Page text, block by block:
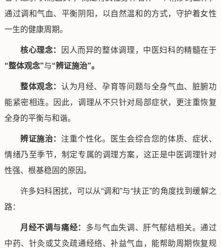
通过调和气血、平衡阴阳，以自然温和的方式，守护着女性
一生的健康周期。
核心理念：
因人而异的整体调理，中医妇科的精髓在于
“整体观念”与“辨证施治”。
整体观念：认为月经、孕育等问题与全身气血、脏腑功
能紧密相连。因此，调理从不只针对局部症状，更注重恢复
全身的平衡与和谐。
辨证施治： 注重个性化。医生会综合您的体质、症状、
情绪乃至季节，制定专属的调理方案，这正是中医调理针对
性强、根基稳固的原因。
许多妇科困扰，可以从“调和”与“扶正”的角度找到缓解之
路：
月经不调与痛经： 多与气血失调、肝气郁结相关。通过
中药、针灸或艾灸疏通经络、补益气血，能帮助周期恢复规